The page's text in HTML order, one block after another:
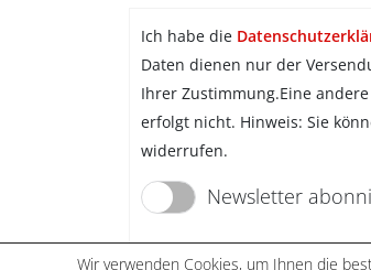
Ich habe die
Daten dienen nur der
Ihrer Zustimmung.Eine
erfolgt nicht. Hinweis: Sie
widerrufen.
Newsletter
Wir verwenden Cookies, um Ihnen die